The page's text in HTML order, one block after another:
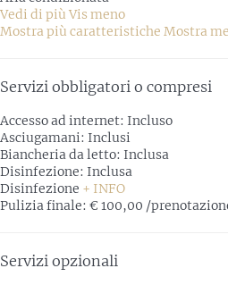
Vedi di più Vis meno
Mostra più caratteristiche Mostra
Servizi obbligatori o compresi
Accesso ad internet: Incluso
Asciugamani: Inclusi
Biancheria da letto: Inclusa
Disinfezione: Inclusa
Disinfezione + INFO
Pulizia finale: € 100,00 /
Servizi opzionali